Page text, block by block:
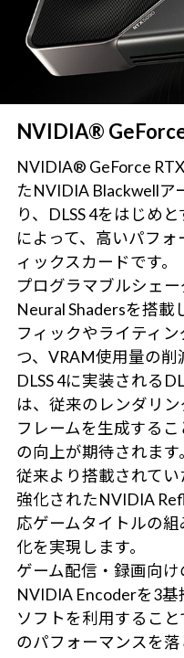
NVIDIA®
NVIDIA® GeForce
たNVIDIA Blackwellア
り、DLSS 4をはじめ
によって、高いパフ
ィックスカードです。
プログラマブルシェ
Neural Shadersを搭載
フィックやライティ
つ、VRAM使用量の削
DLSS 4に実装される
は、従来のレンダリ
フレームを生成する
の向上が期待されます。
従来より搭載されて
強化されたNVIDIA
応ゲームタイトルの
化を実現します。
ゲーム配信・録画向
NVIDIA Encoderを3基
ソフトを利用するこ
のパフォーマンスを